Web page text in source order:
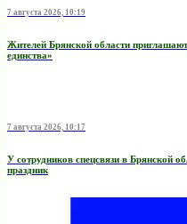
7 августа 2026, 10:19
Жителей Брянской области
единства»
7 августа 2026, 10:17
У сотрудников спецсвязи в Брянской
праздник